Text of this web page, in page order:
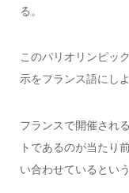
る。
このパリオリンピッ
示をフランス語にし
フランスで開催され
トであるのが当たり
い合わせているという